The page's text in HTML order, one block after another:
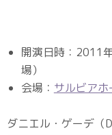
開演日時：2011
場）
会場： サルビアホ
ダニエル・ゲーデ（